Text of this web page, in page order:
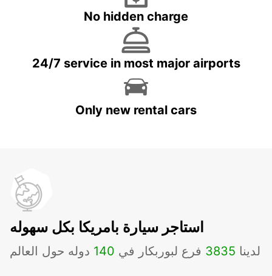
No hidden charge
24/7 service in most major airports
Only new rental cars
استاجر سيارة بامريكا بكل سهوله
لدينا 3835 فرع لبوربكار في 140 دوله حول العالم